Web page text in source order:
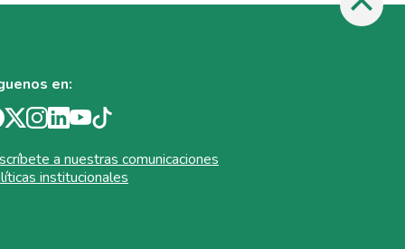
en:
a nuestras comunicaciones
institucionales